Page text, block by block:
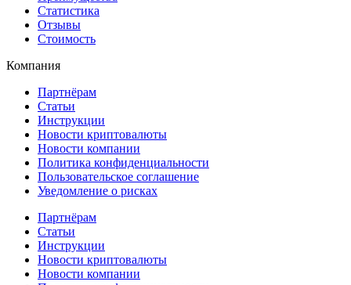
Статистика
Отзывы
Стоимость
Компания
Партнёрам
Статьи
Инструкции
Новости криптовалюты
Новости компании
Политика конфиденциальности
Пользовательское соглашение
Уведомление о рисках
Партнёрам
Статьи
Инструкции
Новости криптовалюты
Новости компании